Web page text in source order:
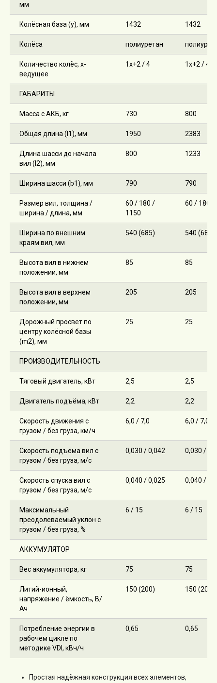
мм
Колёсная база (y), мм 1432 1432
Колёса полиуретан
Количество колёс, х-
ведущее
1х+2 / 4 1х+2 / 4
ГАБАРИТЫ
Масса с АКБ, кг 730 800
Общая длина (l1), мм 1950 2383
Длина шасси до начала
вил (l2), мм
800 1233
Ширина шасси (b1), мм 790 790
Размер вил, толщина /
ширина / длина, мм
60 / 180 /
1150
60 / 180 /
Ширина по внешним
краям вил, мм
540 (685) 540 (685)
Высота вил в нижнем
положении, мм
85 85
Высота вил в верхнем
положении, мм
205 205
Дорожный просвет по
центру колёсной базы
(m2), мм
25 25
ПРОИЗВОДИТЕЛЬНОСТЬ
Тяговый двигатель, кВт 2,5 2,5
Двигатель подъёма, кВт 2,2 2,2
Скорость движения с
грузом / без груза, км/ч
6,0 / 7,0 6,0 / 7,0
Скорость подъёма вил с
грузом / без груза, м/с
0,030 / 0,042 0,030 /
Скорость спуска вил с
грузом / без груза, м/с
0,040 / 0,025 0,040 /
Максимальный
преодолеваемый уклон с
грузом / без груза, %
6 / 15 6 / 15
АККУМУЛЯТОР
Вес аккумулятора, кг 75 75
Литий-ионный,
напряжение / ёмкость, В/
Ач
150 (200) 150 (200)
Потребление энергии в
рабочем цикле по
методике VDI, кВч/ч
0,65 0,65
Простая надёжная конструкция всех элементов,
Роктрак Рус
Правила обработки персональных данных
© 2026 все права защищены
Условия покупки товаров и услуг
Сервис
Аренда
Погрузчики б/у
Новости
Контакты
CEYLIFT
Noblelift
Силант
Техника на складе
Складская техника
Вилочные погрузчики
Ручная техника
Поломоечные машины
Тракторы и мини-погрузчики
Подписаться на новости
правилами обработки персональных
данных.
Hangcha
Heli